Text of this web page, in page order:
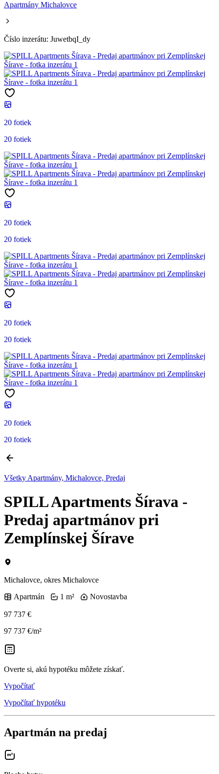
Apartmány Michalovce
Číslo inzerátu: JuwetbqI_dy
20 fotiek
20 fotiek
20 fotiek
20 fotiek
20 fotiek
20 fotiek
20 fotiek
20 fotiek
Všetky Apartmány, Michalovce, Predaj
SPILL Apartments Šírava -
Predaj apartmánov pri
Zemplínskej Šírave
Michalovce, okres Michalovce
Apartmán
1 m² Novostavba
97 737 €
97 737 €/m²
Overte si, akú hypotéku môžete získať.
Vypočítať
Vypočítať hypotéku
Apartmán na predaj